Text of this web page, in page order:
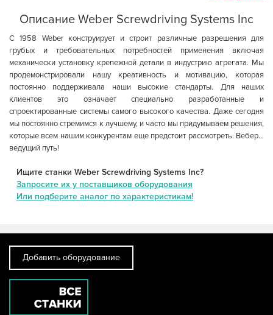
Описание Weber Screwdriving Systems Inc
С 1958 Weber конструирует и строит различные разрешения для
грубых и требовательных потребностей применения включая
механически установку крепежной детали в индустрию агрегата. Мы
продемонстрировали нашу креативность и мотивацию, которая
постоянно поддерживала наши высокие стандарты. Для наших
клиентов это означает специально разработанные и
спроектированные системы самого высокого качества. Даже сегодня
мы постоянно стремимся к лучшему, и часто мы придумываем решения,
которые всем нашим конкурентам еще предстоит рассмотреть. Вебер...
ведущий путь!
Ищите станки Weber Screwdriving Systems Inc?
Запросите их у поставщиков оборудования
Или подберите аналог по характеристикам!
Добавить оборудование